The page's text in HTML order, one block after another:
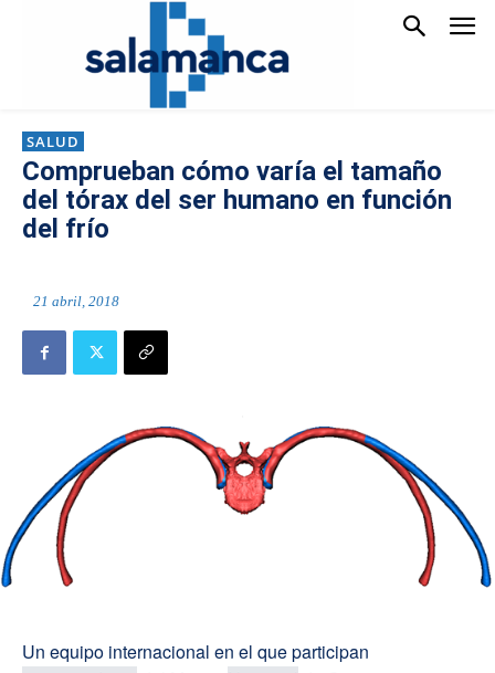
SALUD
Comprueban cómo varía el tamaño
del tórax del ser humano en función
del frío
21 abril, 2018
Un equipo internacional en el que participan